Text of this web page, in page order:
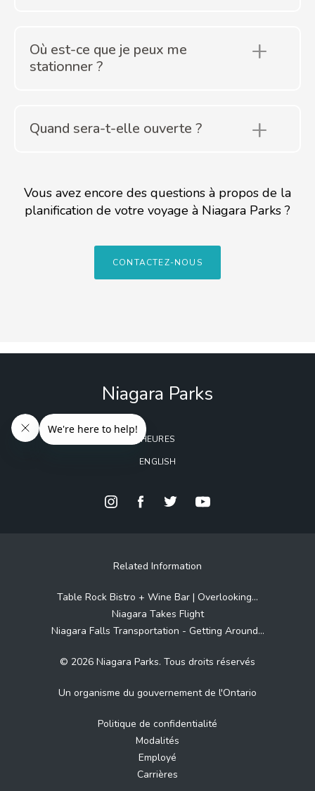
Où est-ce que je peux me
stationner ?
Quand sera-t-elle ouverte ?
Vous avez encore des questions à propos de la
planification de votre voyage à Niagara Parks ?
CONTACTEZ-NOUS
Niagara Parks
HEURES
ENGLISH
Related Information
Table Rock Bistro + Wine Bar | Overlooking...
Niagara Takes Flight
Niagara Falls Transportation - Getting Around...
© 2026 Niagara Parks. Tous droits réservés
Un organisme du gouvernement de l'Ontario
Politique de confidentialité
Modalités
Employé
Carrières